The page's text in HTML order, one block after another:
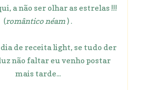
a não ser olhar as estrelas !!!
(romântico néam ) .
dia de receita light, se tudo der
não faltar eu venho postar
mais tarde...